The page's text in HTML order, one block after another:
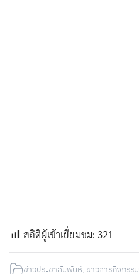
สถิติผู้เข้าเยื่ยมชม: 321
ข่าวประชาสัมพันธ์, ข่าวสารกิจกรรม